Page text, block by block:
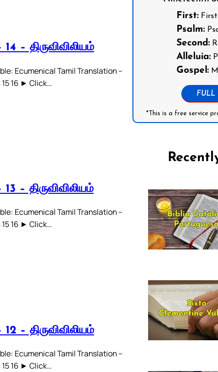
– திருவிவிலியம்
Ecumenical Tamil Translation –
15 16 ► Click…
– திருவிவிலியம்
Ecumenical Tamil Translation –
15 16 ► Click…
– திருவிவிலியம்
Ecumenical Tamil Translation –
15 16 ► Click…
First:First
Psalm:
Second:
Alleluia:
Gospel:
FULL
*This is a free service
July
July